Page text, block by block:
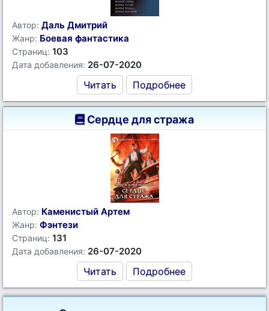
Автор: Даль Дмитрий
Жанр: Боевая фантастика
Страниц: 103
Дата добавления: 26-07-2020
Читать Подробнее
Сердце для стража
Автор: Каменистый Артем
Жанр: Фэнтези
Страниц: 131
Дата добавления: 26-07-2020
Читать Подробнее